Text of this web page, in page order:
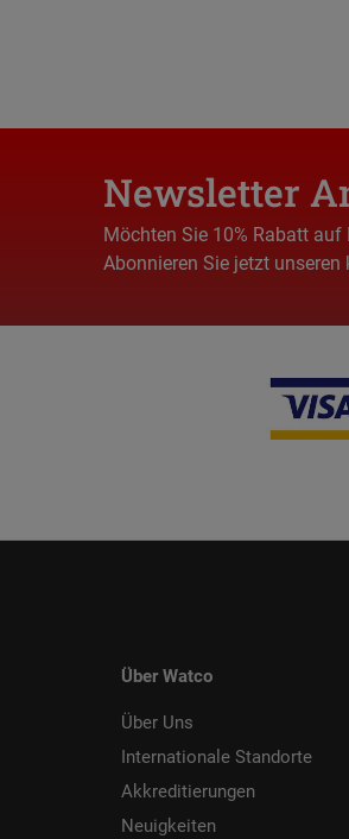
Newsletter
Möchten Sie 10% Rabatt auf
Abonnieren Sie jetzt
Über Watco
Über Uns
Internationale Standorte
Akkreditierungen
Neuigkeiten